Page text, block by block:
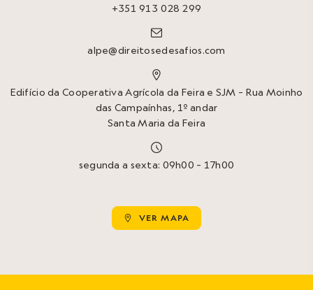
+351 913 028 299

alpe@direitosedesafios.com

Edifício da Cooperativa Agrícola da Feira e SJM – Rua Moinho
das Campaínhas, 1º andar
Santa Maria da Feira

segunda a sexta: 09h00 – 17h00
 VER MAPA